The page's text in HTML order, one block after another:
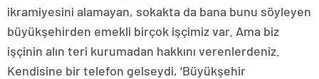
ikramiyesini alamayan, sokakta da bana bunu söyleyen
büyükşehirden emekli birçok işçimiz var. Ama biz
işçinin alın teri kurumadan hakkını verenlerdeniz.
Kendisine bir telefon gelseydi, ‘Büyükşehir